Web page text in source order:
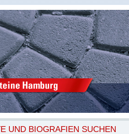
UND BIOGRAFIEN SUCHEN